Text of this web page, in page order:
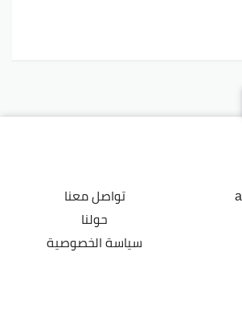
تواصل معنا
حولنا
سياسة الخصوصية